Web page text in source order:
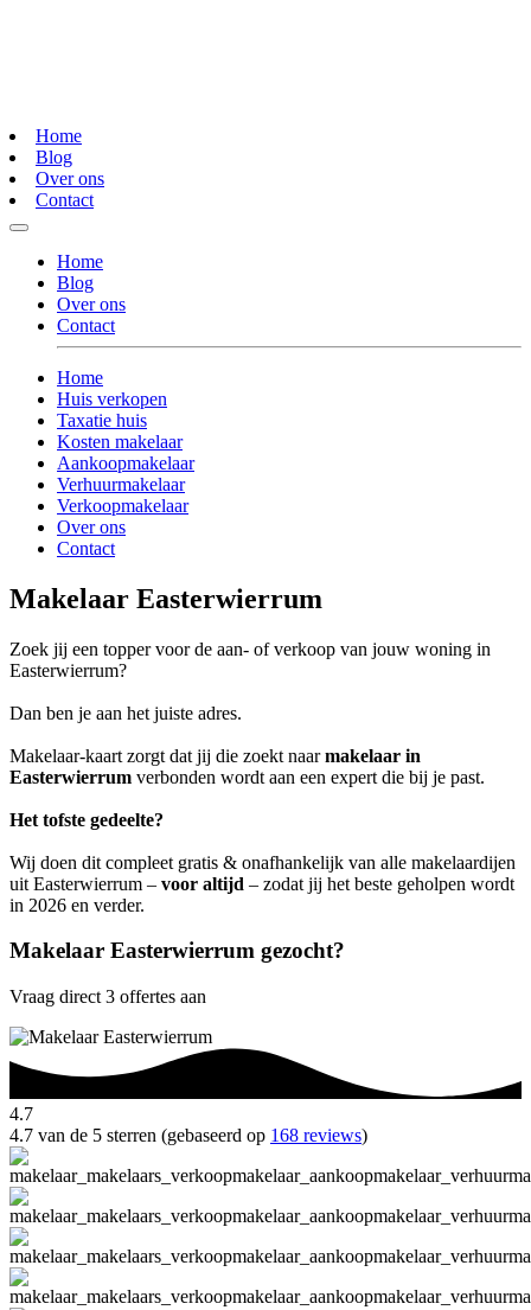
Home
Blog
Over ons
Contact
Home
Blog
Over ons
Contact
Home
Huis verkopen
Taxatie huis
Kosten makelaar
Aankoopmakelaar
Verhuurmakelaar
Verkoopmakelaar
Over ons
Contact
Makelaar Easterwierrum
Zoek jij een topper voor de aan- of verkoop van jouw woning in
Easterwierrum?
Dan ben je aan het juiste adres.
Makelaar-kaart zorgt dat jij die zoekt naarmakelaar in
Easterwierrum verbonden wordt aan een expert die bij je past.
Het tofste gedeelte?
Wij doen dit compleet gratis & onafhankelijk van alle makelaardijen
uit Easterwierrum – voor altijd – zodat jij het beste geholpen wordt
in 2026 en verder.
Makelaar Easterwierrum gezocht?
Vraag direct 3 offertes aan
4.7
4.7 van de 5 sterren (gebaseerd op 168 reviews)